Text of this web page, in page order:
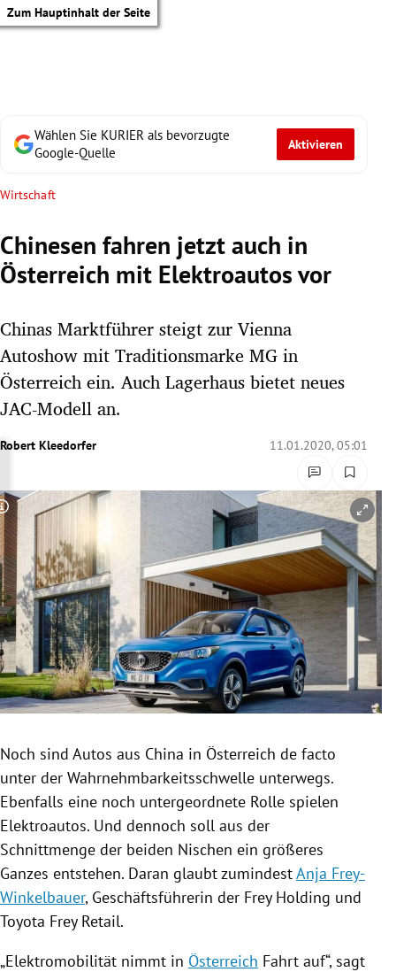
Zum Hauptinhalt der Seite
Untermenü
Untermenü
Untermenü
Untermenü
Untermenü
Untermenü
Untermenü
Untermenü
Untermenü
Wählen Sie KURIER als bevorzugte
Google-Quelle
Aktivieren
Wirtschaft
Chinesen fahren jetzt auch in
Österreich mit Elektroautos vor
Chinas Marktführer steigt zur Vienna
Autoshow mit Traditionsmarke MG in
Österreich ein. Auch Lagerhaus bietet neues
JAC-Modell an.
Robert Kleedorfer 11.01.2020, 05:01
Copyright-Hinweis öffnen/schließen
Noch sind Autos aus China in Österreich de facto
unter der Wahrnehmbarkeitsschwelle unterwegs.
Ebenfalls eine noch untergeordnete Rolle spielen
Elektroautos. Und dennoch soll aus der
Schnittmenge der beiden Nischen ein größeres
Ganzes entstehen. Daran glaubt zumindestAnja Frey-
Winkelbauer, Geschäftsführerin der FreyHolding und
Toyota FreyRetail.
„Elektromobilität nimmt in Österreich Fahrt auf“, sagt